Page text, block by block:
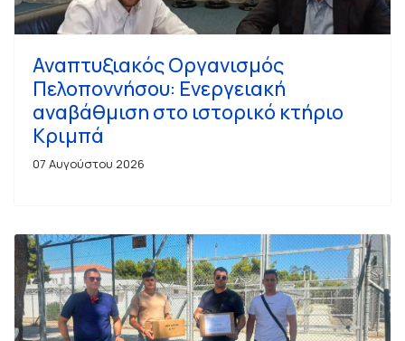
Αναπτυξιακός Οργανισμός
Πελοποννήσου: Ενεργειακή
αναβάθμιση στο ιστορικό κτήριο
Κριμπά
07 Αυγούστου 2026